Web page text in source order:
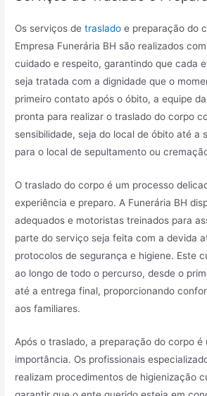
Os serviços detraslado e preparação do
Empresa Funerária BH são realizados
cuidado e respeito, garantindo que cada
seja tratada com a dignidade que o
primeiro contato após o óbito, a equipe
pronta para realizar o traslado do corpo
sensibilidade, seja do local de óbito até a
para o local de sepultamento ou
O traslado do corpo é um processo
experiência e preparo. A Funerária BH
adequados e motoristas treinados para
parte do serviço seja feita com a devida
protocolos de segurança e higiene. Este
ao longo de todo o percurso, desde o
até a entrega final, proporcionando
aos familiares.
Após o traslado, a preparação do corpo é
importância. Os profissionais
realizam procedimentos de higienização